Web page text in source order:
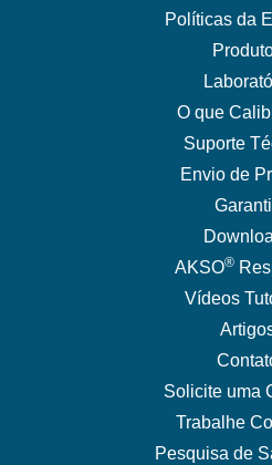
Políticas da
O que
Suporte
Envio de
AKSO®
Vídeos
Solicite uma
Trabalhe
Pesquisa de